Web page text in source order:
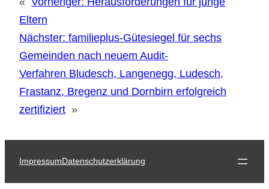
Eltern
Nächster: familieplus-Gütesiegel für sechs
Gemeinden nach neuem Audit-
Verfahren Bludesch, Langenegg, Ludesch,
Frastanz, Bregenz und Dornbirn erfolgreich
zertifiziert »
ImpressumDatenschutzerklärung